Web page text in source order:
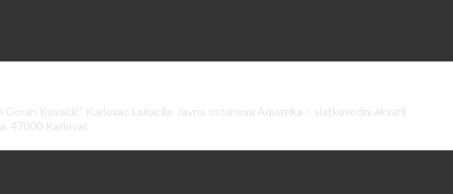
Kovačić” Karlovac Lokacija: Javna ustanova Aquatika – slatkovodni akvarij
47000 Karlovac